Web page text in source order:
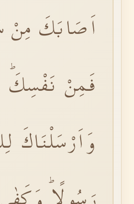
اَصَابَكَ مِنْ
فَمِنْ نَفْسِكَۜ
وَاَرْسَلْنَاكَ